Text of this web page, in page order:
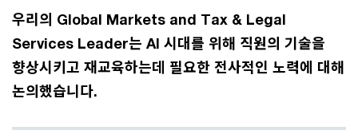
modal
window.
우리의 Global Markets and Tax & Legal
Services Leader는 AI 시대를 위해 직원의 기술을
향상시키고 재교육하는데 필요한 전사적인 노력에 대해
논의했습니다.